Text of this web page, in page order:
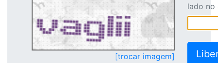
[trocar imagem]
lado no